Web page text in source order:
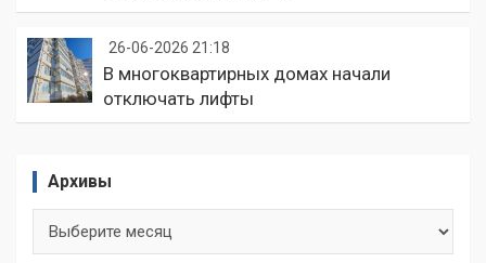
26-06-2026 21:18
В многоквартирных домах начали
отключать лифты
Архивы